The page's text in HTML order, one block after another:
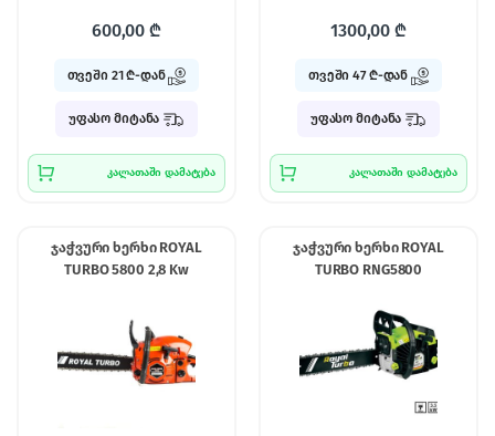
600,00₾
თვეში 21 ₾-დან
უფასო მიტანა
კალათაში დამატება
1300,00 ₾
თვეში 47 ₾-დან
უფასო მიტანა
კალათაში დამატება
ჯაჭვური ხერხი ROYAL
TURBO 5800 2,8 Kw
ჯაჭვური ხერხი ROYAL
TURBO RNG5800